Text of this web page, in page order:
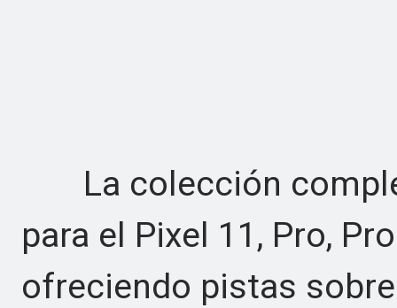
La colección
para el Pixel 11, Pro,
ofreciendo pistas